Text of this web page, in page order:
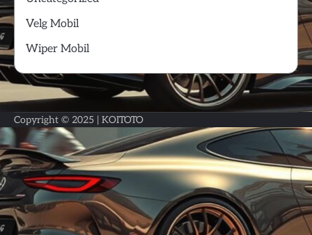
Velg Mobil
Wiper Mobil
Copyright © 2025 | KOITOTO